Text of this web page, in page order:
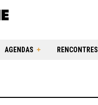
AGENDAS RENCONTRES